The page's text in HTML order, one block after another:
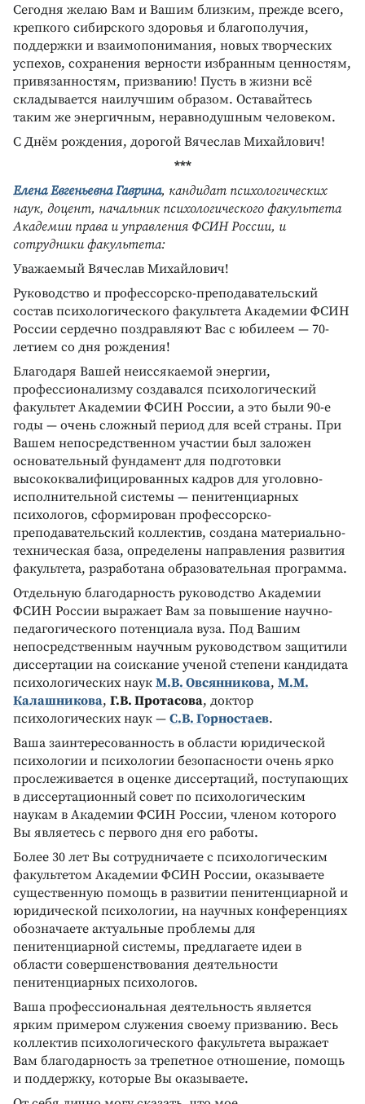
Сегодня желаю Вам и Вашим близким, прежде всего,
крепкого сибирского здоровья и благополучия,
поддержки и взаимопонимания, новых творческих
успехов, сохранения верности избранным ценностям,
привязанностям, призванию! Пусть в жизни всё
складывается наилучшим образом. Оставайтесь
таким же энергичным, неравнодушным человеком.
С Днём рождения, дорогой Вячеслав Михайлович!
***
Елена Евгеньевна Гаврина, кандидат психологических
наук, доцент, начальник психологического факультета
Академии права и управления ФСИН России, и
сотрудники факультета:
Уважаемый Вячеслав Михайлович!
Руководство и профессорско-преподавательский
состав психологического факультета Академии ФСИН
России сердечно поздравляют Вас с юбилеем — 70-
летием со дня рождения!
Благодаря Вашей неиссякаемой энергии,
профессионализму создавался психологический
факультет Академии ФСИН России, а это были 90-е
годы — очень сложный период для всей страны. При
Вашем непосредственном участии был заложен
основательный фундамент для подготовки
высококвалифицированных кадров для уголовно-
исполнительной системы — пенитенциарных
психологов, сформирован профессорско-
преподавательский коллектив, создана материально-
техническая база, определены направления развития
факультета, разработана образовательная программа.
Отдельную благодарность руководство Академии
ФСИН России выражает Вам за повышение научно-
педагогического потенциала вуза. Под Вашим
непосредственным научным руководством защитили
диссертации на соискание ученой степени кандидата
психологических наук М.В. Овсянникова, М.М.
Калашникова, Г.В. Протасова, доктор
психологических наук — С.В. Горностаев.
Ваша заинтересованность в области юридической
психологии и психологии безопасности очень ярко
прослеживается в оценке диссертаций, поступающих
в диссертационный совет по психологическим
наукам в Академии ФСИН России, членом которого
Вы являетесь с первого дня его работы.
Более 30 лет Вы сотрудничаете с психологическим
факультетом Академии ФСИН России, оказываете
существенную помощь в развитии пенитенциарной и
юридической психологии, на научных конференциях
обозначаете актуальные проблемы для
пенитенциарной системы, предлагаете идеи в
области совершенствования деятельности
пенитенциарных психологов.
Ваша профессиональная деятельность является
ярким примером служения своему призванию. Весь
коллектив психологического факультета выражает
Вам благодарность за трепетное отношение, помощь
и поддержку, которые Вы оказываете.